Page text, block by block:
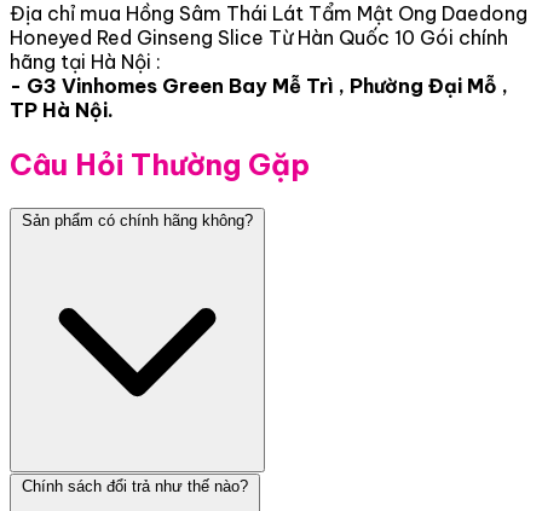
Địa chỉ mua Hồng Sâm Thái Lát Tẩm Mật Ong Daedong
Honeyed Red Ginseng Slice Từ Hàn Quốc 10 Gói chính
hãng tại Hà Nội :
- G3 Vinhomes Green Bay Mễ Trì , Phường Đại Mỗ ,
TP Hà Nội.
Câu Hỏi Thường Gặp
Sản phẩm có chính hãng không?
Chính sách đổi trả như thế nào?